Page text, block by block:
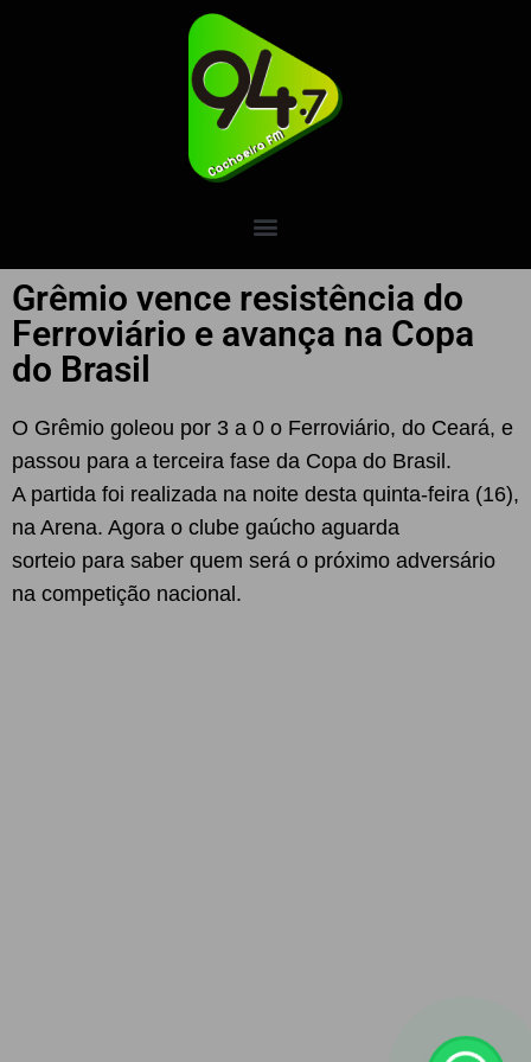
Grêmio vence resistência do
Ferroviário e avança na Copa
do Brasil
O Grêmio goleou por 3 a 0 o Ferroviário, do Ceará, e
passou para a terceira fase da Copa do Brasil.
A partida foi realizada na noite desta quinta-feira (16),
na Arena. Agora o clube gaúcho aguarda
sorteio para saber quem será o próximo adversário
na competição nacional.